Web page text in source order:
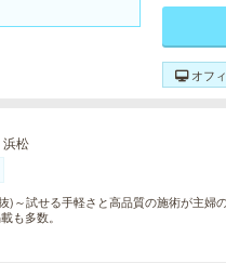
オフ
浜松
)～試せる手軽さと高品質の施術が主婦
も多数。